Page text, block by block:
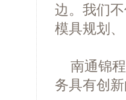
边。我们
模具规划
南通锦
务具有创